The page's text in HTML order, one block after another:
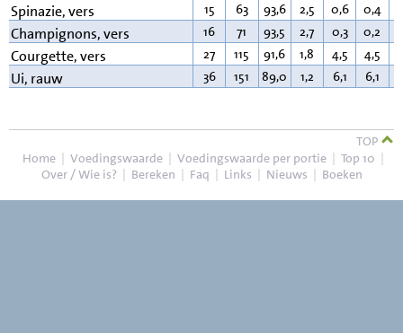
Spinazie, vers 15 63 93,6 2,5 0,6 0,4
Champignons, vers 16 71 93,5 2,7 0,3 0,2
Courgette, vers 27 115 91,6 1,8 4,5 4,5
Ui, rauw 36 151 89,0 1,2 6,1 6,1
TOP
Home | Voedingswaarde | Voedingswaarde per portie | Top 10 |
Over / Wie is? | Bereken | Faq | Links | Nieuws | Boeken